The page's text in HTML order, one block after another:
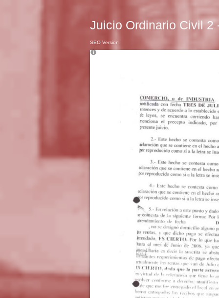
Juicio Ordinario Civil 2
SEO Version